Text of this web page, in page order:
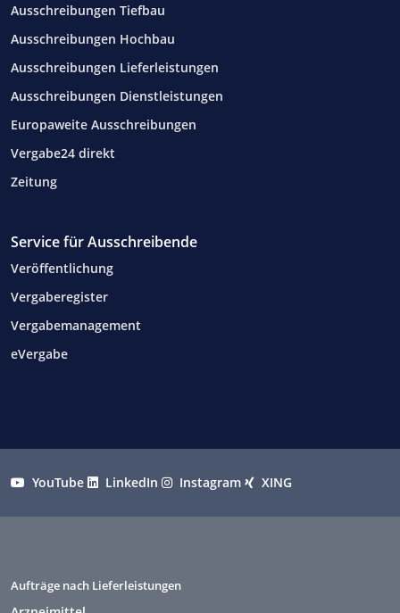
Ausschreibungen Tiefbau
Ausschreibungen Hochbau
Ausschreibungen Lieferleistungen
Ausschreibungen Dienstleistungen
Europaweite Ausschreibungen
Vergabe24 direkt
Zeitung
Service für Ausschreibende
Veröffentlichung
Vergaberegister
Vergabemanagement
eVergabe
YouTube LinkedIn Instagram XING
Aufträge nach Lieferleistungen